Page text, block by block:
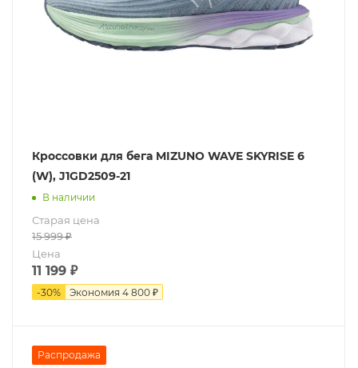
Кроссовки для бега MIZUNO WAVE SKYRISE 6
(W), J1GD2509-21
В наличии
Старая цена
15 999₽
Цена
11 199 ₽
-30% Экономия 4 800 ₽
Распродажа